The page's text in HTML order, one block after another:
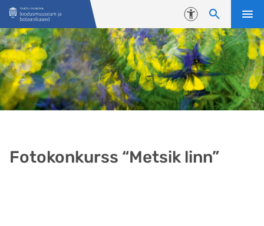
Liigu edasi põhisisu juurde
Juurdepääsetavus
Fotokonkurss “Metsik linn”